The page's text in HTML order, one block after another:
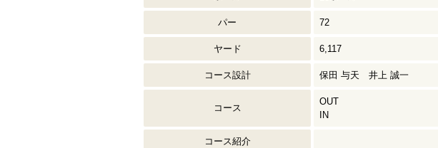
パー 72
ヤード 6,117
コース設計 保田 与天 井上 誠一
コース
OUT
IN
コース紹介